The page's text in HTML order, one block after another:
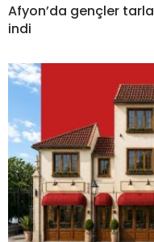
Afyon’da gençler
indi